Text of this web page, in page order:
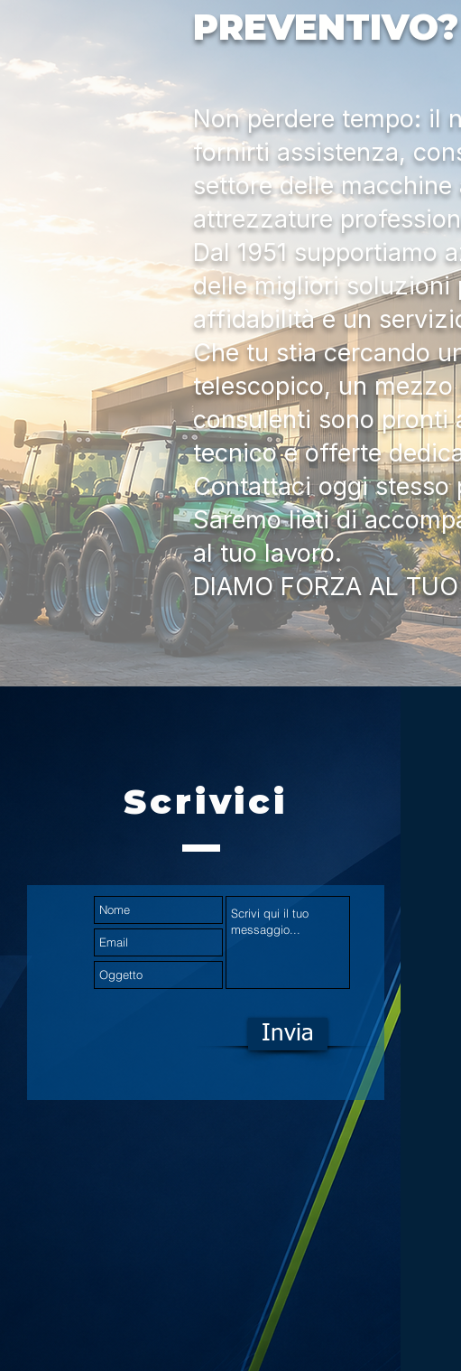
PREVENTIVO?
Non perdere tempo: il
fornirti assistenza,
settore delle
attrezzature
Dal 1951 supportiamo
delle migliori soluzioni
affidabilità e un
Che tu stia cercando
telescopico, un
consulenti sono pronti
tecnico e offerte
Contattaci oggi stesso
Saremo lieti di
al tuo lavoro.
DIAMO FORZA AL
Scrivici
Invia